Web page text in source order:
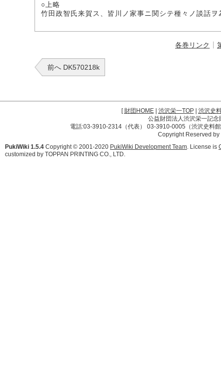
○上略
竹田政智氏来賀ス、皆川ノ家事ニ関シテ種々ノ談話
各巻リンク
前へ DK570218k
[財団HOME| 渋沢栄一TOP| 渋沢史
公益財団法人渋沢栄一記
電話:03-3910-2314（代表） 03-3910-0005（渋沢史料
Copyright Reserved
PukiWiki 1.5.4 Copyright © 2001-2020 PukiWiki Development Team. License is
customized by TOPPAN PRINTING CO., LTD.